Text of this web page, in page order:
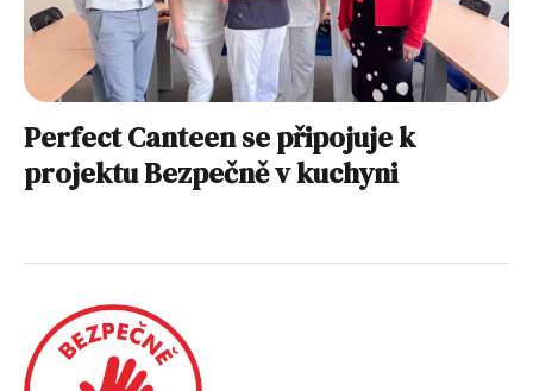
Perfect Canteen se připojuje k
projektu Bezpečně v kuchyni